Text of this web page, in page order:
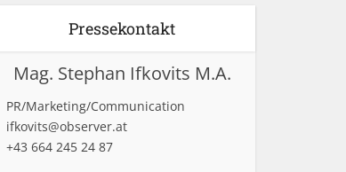
Pressekontakt
Mag. Stephan Ifkovits M.A.
PR/Marketing/Communication
ifkovits@observer.at
+43 664 245 24 87